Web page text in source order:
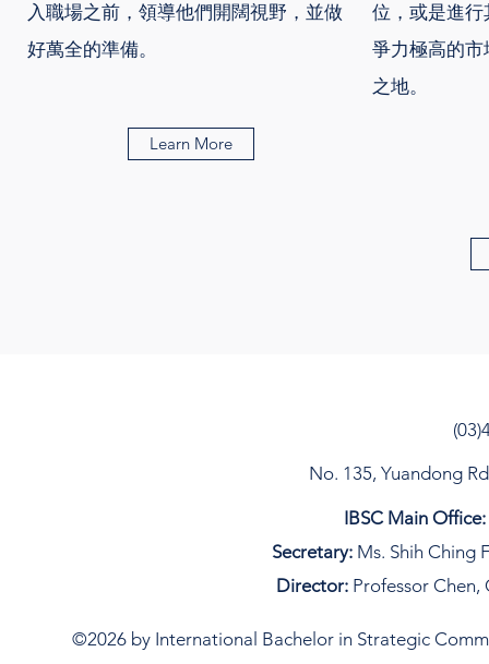
入職場之前，領導他們開闊視野，並做
好萬全的準備。
Learn More
位，或是進
爭力極高的
之地。
No. 135, Yuandong
IBSC Main Office:
Secretary: Ms. Shih Ching
Director: Professor Chen,
©2026 by International Bachelor in Strategic